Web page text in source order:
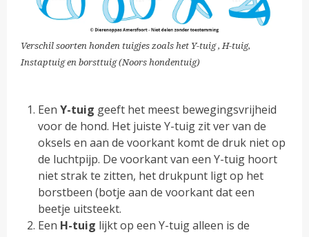
Verschil soorten honden tuigjes zoals het Y-tuig , H-tuig,
Instaptuig en borsttuig (Noors hondentuig)
EenY-tuig geeft het meest bewegingsvrijheid
voor de hond. Het juiste Y-tuig zit ver van de
oksels en aan de voorkant komt de druk niet op
de luchtpijp. De voorkant van een Y-tuig hoort
niet strak te zitten, het drukpunt ligt op het
borstbeen (botje aan de voorkant dat een
beetje uitsteekt.
Een H-tuig lijkt op een Y-tuig alleen is de